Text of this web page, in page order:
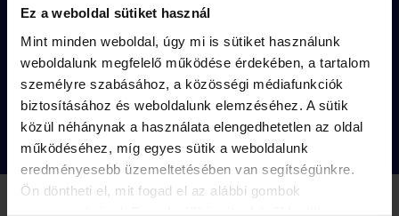
Ez a weboldal sütiket használ
Mint minden weboldal, úgy mi is sütiket használunk
weboldalunk megfelelő működése érdekében, a tartalom
személyre szabásához, a közösségi médiafunkciók
biztosításához és weboldalunk elemzéséhez. A sütik
közül néhánynak a használata elengedhetetlen az oldal
működéséhez, míg egyes sütik a weboldalunk
eredményesebb üzemeltetésében van segítségünkre.
Ön döntheti el, mit fogad el az alábbi gombok
akár azonnal !
Tovább olvasok